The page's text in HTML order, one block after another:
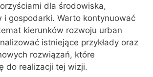
dla środowiska,
i gospodarki. Warto kontynuować
kierunków rozwoju urban
istniejące przykłady oraz
rozwiązań, które
do realizacji tej wizji.